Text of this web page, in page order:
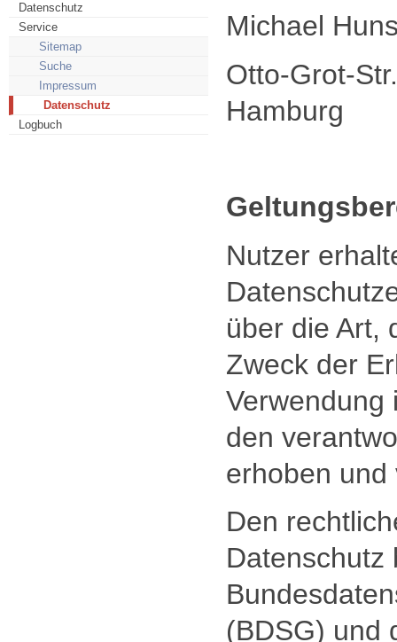
Datenschutz
Service
Sitemap
Suche
Impressum
Datenschutz
Logbuch
Michael
Otto-Grot-
Hamburg
Nutzer
über die Art,
Zweck der
Verwendung
den
erhoben
Den
Datenschutz
(BDSG) und